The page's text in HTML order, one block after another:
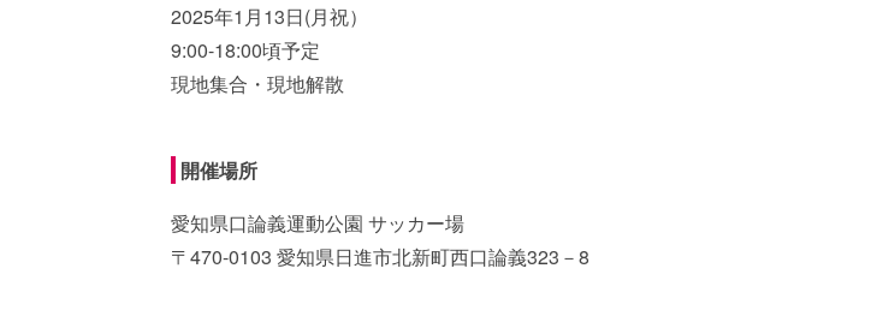
2025年1月13日(月祝）
9:00-18:00頃予定
現地集合・現地解散
開催場所
愛知県口論義運動公園 サッカー場
〒470-0103 愛知県日進市北新町西口論義323－8